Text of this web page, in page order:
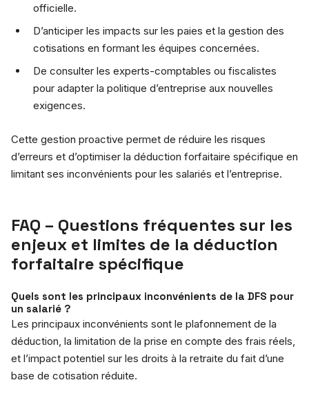
officielle.
D’anticiper les impacts sur les paies et la gestion des
cotisations en formant les équipes concernées.
De consulter les experts-comptables ou fiscalistes
pour adapter la politique d’entreprise aux nouvelles
exigences.
Cette gestion proactive permet de réduire les risques
d’erreurs et d’optimiser la déduction forfaitaire spécifique en
limitant ses inconvénients pour les salariés et l’entreprise.
FAQ – Questions fréquentes sur les
enjeux et limites de la déduction
forfaitaire spécifique
Quels sont les principaux inconvénients de la DFS pour
un salarié ?
Les principaux inconvénients sont le plafonnement de la
déduction, la limitation de la prise en compte des frais réels,
et l’impact potentiel sur les droits à la retraite du fait d’une
base de cotisation réduite.